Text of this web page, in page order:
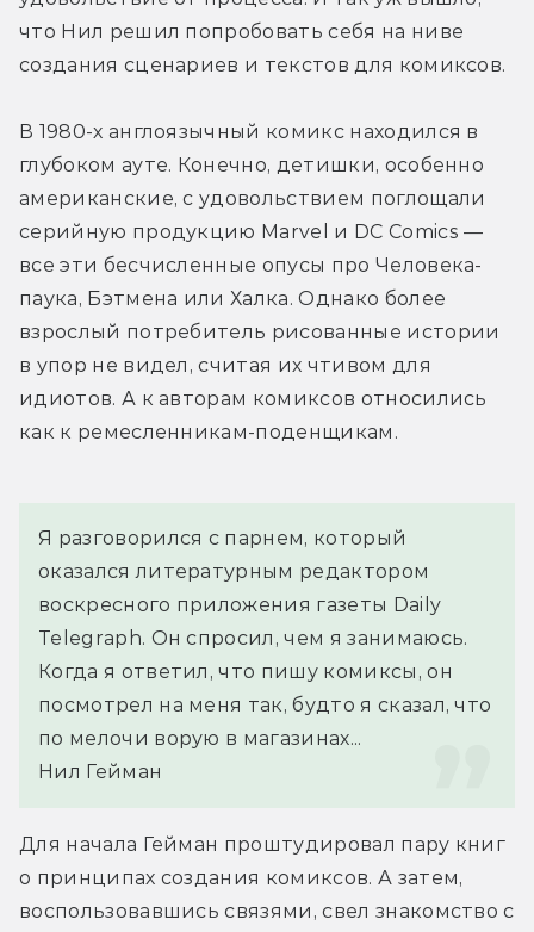
что Нил решил попробовать себя на ниве
создания сценариев и текстов для комиксов.
В 1980-х англоязычный комикс находился в
глубоком ауте. Конечно, детишки, особенно
американские, с удовольствием поглощали
серийную продукцию Marvel и DC Comics —
все эти бесчисленные опусы про Человека-
паука, Бэтмена или Халка. Однако более
взрослый потребитель рисованные истории
в упор не видел, считая их чтивом для
идиотов. А к авторам комиксов относились
как к ремесленникам-поденщикам.
Я разговорился с парнем, который
оказался литературным редактором
воскресного приложения газеты Daily
Telegraph. Он спросил, чем я занимаюсь.
Когда я ответил, что пишу комиксы, он
посмотрел на меня так, будто я сказал, что
по мелочи ворую в магазинах...
Нил Гейман
Для начала Гейман проштудировал пару книг
о принципах создания комиксов. А затем,
воспользовавшись связями, свел знакомство с